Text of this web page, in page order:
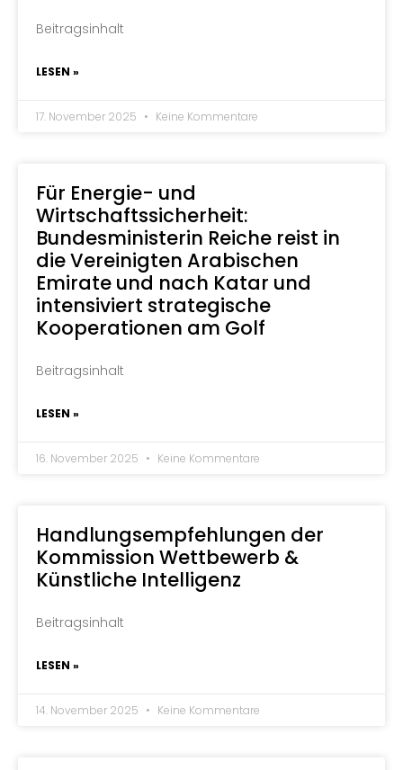
Beitragsinhalt
LESEN »
17. November 2025 Keine Kommentare
Für Energie- und
Wirtschaftssicherheit:
Bundesministerin Reiche reist in
die Vereinigten Arabischen
Emirate und nach Katar und
intensiviert strategische
Kooperationen am Golf
Beitragsinhalt
LESEN »
16. November 2025 Keine Kommentare
Handlungsempfehlungen der
Kommission Wettbewerb &
Künstliche Intelligenz
Beitragsinhalt
LESEN »
14. November 2025 Keine Kommentare